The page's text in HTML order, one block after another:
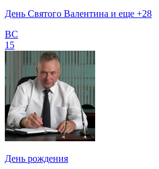
День Святого Валентина и еще +28
ВС
15
День рождения